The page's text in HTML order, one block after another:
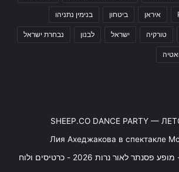
איראן ביטחון בנימין נתניהו
טורקיה ישראל לבנון נבחרת ישראל
SHEEP.CO DANCE PARTY —
Лия Ахеджакова в спектакле
משופן ועד AC/DC - מופע פסנתר לאור נרות 2026 - כרטיסים ולוח